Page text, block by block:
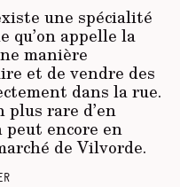
une spécialité
qu’on appelle la
manière
et de vendre des
dans la rue.
rare d’en
encore en
de Vilvorde.